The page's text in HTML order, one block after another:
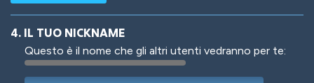
Woof Jungle Cats
4. IL TUO NICKNAME
Questo è il nome che gli altri utenti vedranno per te: